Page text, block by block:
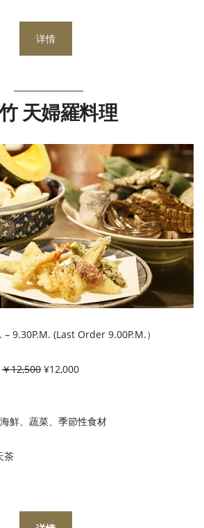
详情
天婦羅料理
– 9.30P.M. (Last Order 9.00P.M.）
￥12,500¥12,000
鮮、蔬菜、季節性食材
茶